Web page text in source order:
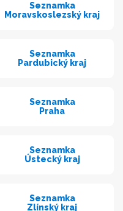
Seznamka
Moravskoslezský kraj
Seznamka
Pardubický kraj
Seznamka
Praha
Seznamka
Ústecký kraj
Seznamka
Zlínský kraj